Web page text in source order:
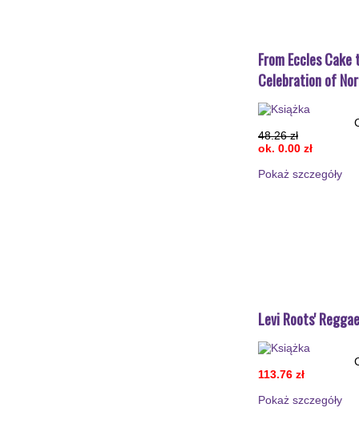
From Eccles
Celebration of
48.26 zł
ok. 0.00 zł
Pokaż szczegόły
Levi Roots'
113.76 zł
Pokaż szczegόły